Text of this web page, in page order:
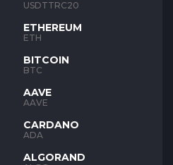
USDTTRC20
ETHEREUM
ETH
BITCOIN
BTC
AAVE
AAVE
CARDANO
ADA
ALGORAND